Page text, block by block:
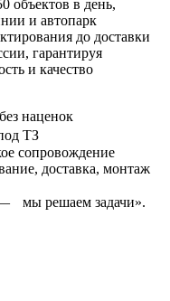
объектов в день,
и автопарк
до доставки
гарантируя
и качество
наценок
ТЗ
сопровождение
доставка, монтаж
мы решаем задачи».